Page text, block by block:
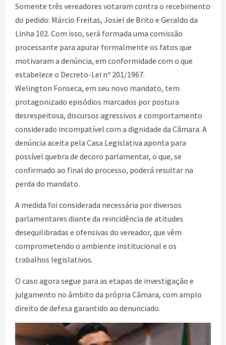
Somente três vereadores votaram contra o recebimento
do pedido: Márcio Freitas, Josiel de Brito e Geraldo da
Linha 102. Com isso, será formada uma comissão
processante para apurar formalmente os fatos que
motivaram a denúncia, em conformidade com o que
estabelece o Decreto-Lei nº 201/1967.
Welington Fonseca, em seu novo mandato, tem
protagonizado episódios marcados por postura
desrespeitosa, discursos agressivos e comportamento
considerado incompatível com a dignidade da Câmara. A
denúncia aceita pela Casa Legislativa aponta para
possível quebra de decoro parlamentar, o que, se
confirmado ao final do processo, poderá resultar na
perda do mandato.
A medida foi considerada necessária por diversos
parlamentares diante da reincidência de atitudes
desequilibradas e ofensivas do vereador, que vêm
comprometendo o ambiente institucional e os
trabalhos legislativos.
O caso agora segue para as etapas de investigação e
julgamento no âmbito da própria Câmara, com amplo
direito de defesa garantido ao denunciado.